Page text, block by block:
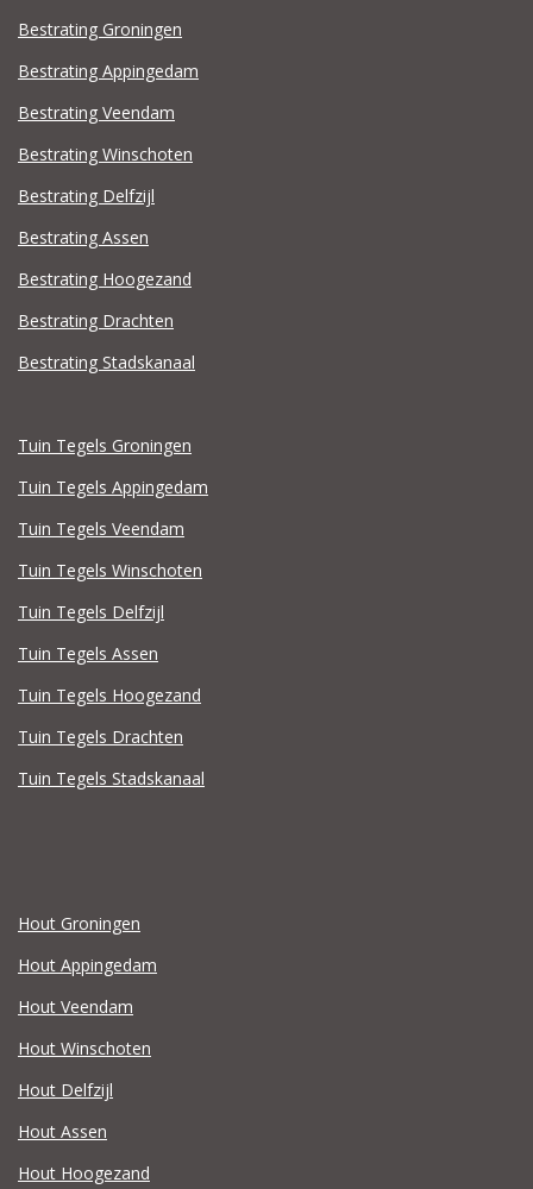
Bestrating Groningen
Bestrating Appingedam
Bestrating Veendam
Bestrating Winschoten
Bestrating Delfzijl
Bestrating Assen
Bestrating Hoogezand
Bestrating Drachten
Bestrating Stadskanaal
Tuin Tegels Groningen
Tuin Tegels Appingedam
Tuin Tegels Veendam
Tuin Tegels Winschoten
Tuin Tegels Delfzijl
Tuin Tegels Assen
Tuin Tegels Hoogezand
Tuin Tegels Drachten
Tuin Tegels Stadskanaal
Hout Groningen
Hout Appingedam
Hout Veendam
Hout Winschoten
Hout Delfzijl
Hout Assen
Hout Hoogezand